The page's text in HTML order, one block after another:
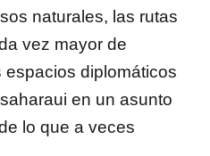
naturales, las rutas
vez mayor de
diplomáticos
en un asunto
lo que a veces